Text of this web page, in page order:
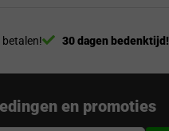
betalen! 30 dagen bedenktijd!
en promoties